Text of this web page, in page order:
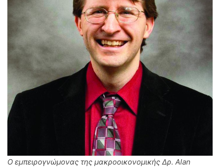
Ο εμπειρογνώμονας της μακροοικονομικής Δρ. Alan